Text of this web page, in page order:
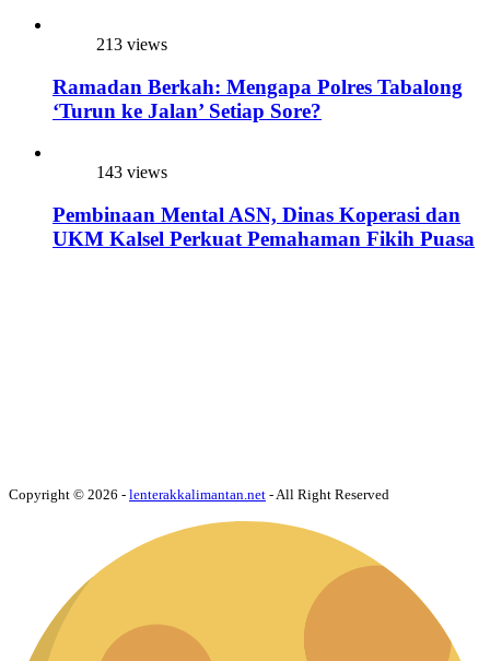
213 views
Ramadan Berkah: Mengapa Polres Tabalong
‘Turun ke Jalan’ Setiap Sore?
143 views
Pembinaan Mental ASN, Dinas Koperasi dan
UKM Kalsel Perkuat Pemahaman Fikih Puasa
Copyright © 2026 - lenterakkalimantan.net - All Right Reserved